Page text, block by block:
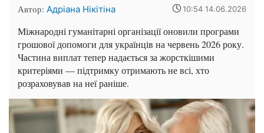
Автор: Адріана Нікітіна 10:54 14.06.2026
Міжнародні гуманітарні організації оновили програми
грошової допомоги для українців на червень 2026 року.
Частина виплат тепер надається за жорсткішими
критеріями — підтримку отримають не всі, хто
розраховував на неї раніше.